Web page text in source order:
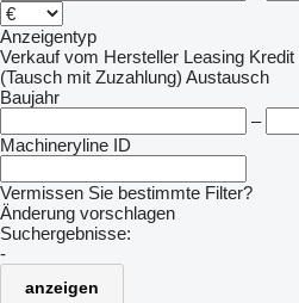
Anzeigentyp
Verkauf vom Hersteller Leasing Kredit
(Tausch mit Zuzahlung) Austausch
Baujahr
–
Machineryline ID
Vermissen Sie bestimmte Filter?
Änderung vorschlagen
Suchergebnisse:
-
anzeigen